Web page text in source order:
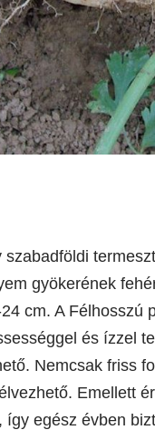
gyökerének
cm. A Félhosszú
és ízzel
Nemcsak friss
Emellett
egész évben